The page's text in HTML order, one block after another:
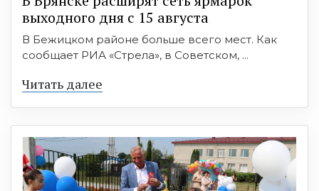
выходного дня с 15 августа
В Бежицком районе больше всего мест. Как
сообщает РИА «Стрела», в Советском, ...
Читать далее